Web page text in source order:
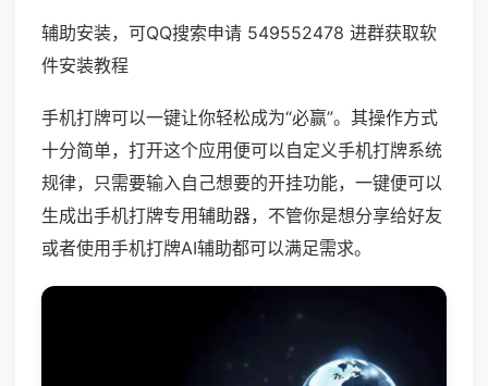
辅助安装，可QQ搜索申请 549552478 进群获取软
件安装教程
手机打牌可以一键让你轻松成为“必赢”。其操作方式
十分简单，打开这个应用便可以自定义手机打牌系统
规律，只需要输入自己想要的开挂功能，一键便可以
生成出手机打牌专用辅助器，不管你是想分享给好友
或者使用手机打牌AI辅助都可以满足需求。